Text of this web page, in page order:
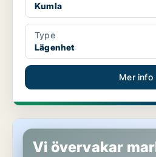
Kumla
Type
Lägenhet
Mer info
Lägenhet i Kumla
Vi övervakar